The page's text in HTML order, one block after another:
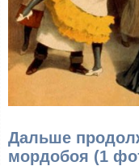
Дальше
мордобоя (1